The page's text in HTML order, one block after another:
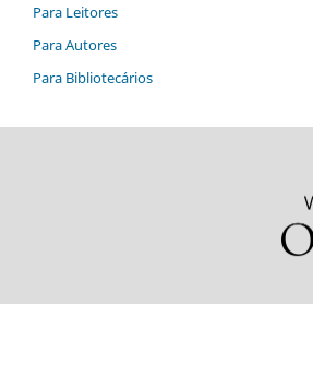
Para Leitores
Para Autores
Para Bibliotecários